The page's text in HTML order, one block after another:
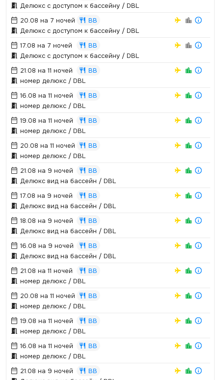
Делюкс с доступом к бассейну / DBL
20.08 на 7 ночей
BB
Делюкс с доступом к бассейну / DBL
17.08 на 7 ночей
BB
Делюкс с доступом к бассейну / DBL
21.08 на 11 ночей
BB
номер делюкс / DBL
16.08 на 11 ночей
BB
номер делюкс / DBL
19.08 на 11 ночей
BB
номер делюкс / DBL
20.08 на 11 ночей
BB
номер делюкс / DBL
21.08 на 9 ночей
BB
Делюкс вид на бассейн / DBL
17.08 на 9 ночей
BB
Делюкс вид на бассейн / DBL
18.08 на 9 ночей
BB
Делюкс вид на бассейн / DBL
16.08 на 9 ночей
BB
Делюкс вид на бассейн / DBL
21.08 на 11 ночей
BB
номер делюкс / DBL
20.08 на 11 ночей
BB
номер делюкс / DBL
19.08 на 11 ночей
BB
номер делюкс / DBL
16.08 на 11 ночей
BB
номер делюкс / DBL
21.08 на 9 ночей
BB